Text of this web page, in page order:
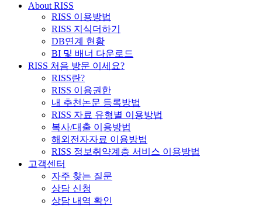
About RISS
RISS 이용방법
RISS 지식더하기
DB연계 현황
BI 및 배너 다운로드
RISS 처음 방문 이세요?
RISS란?
RISS 이용권한
내 추천논문 등록방법
RISS 자료 유형별 이용방법
복사/대출 이용방법
해외전자자료 이용방법
RISS 정보취약계층 서비스 이용방법
고객센터
자주 찾는 질문
상담 신청
상담 내역 확인